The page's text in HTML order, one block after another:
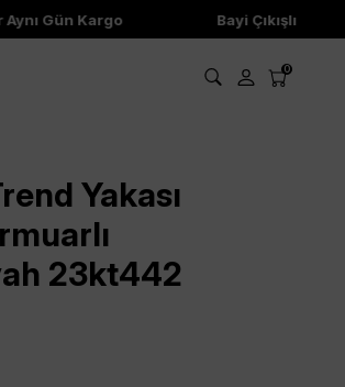
Gün Kargo Bayi Çıkışlı Ürünler
0
Yakası
23kt442